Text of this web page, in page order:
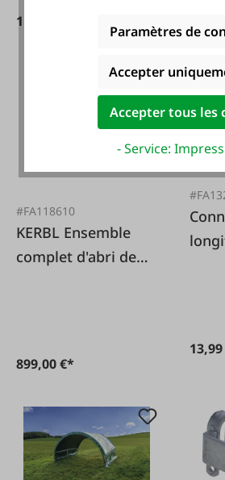
1 850,00 €*
#FA118610
KERBL Ensemble
complet d'abri de
899,00 €*
Paramètres de
Accepter
Accepter tous les
- Service: